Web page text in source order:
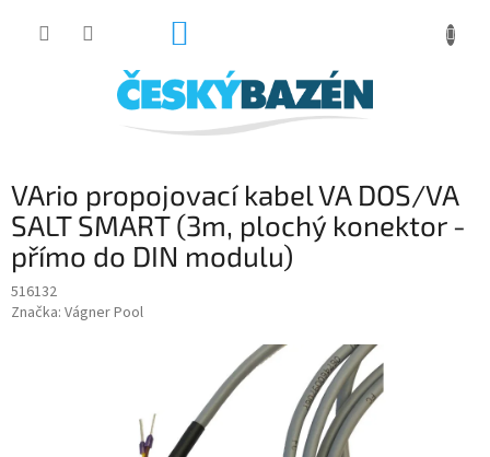
VArio propojovací kabel VA DOS/VA
SALT SMART (3m, plochý konektor -
přímo do DIN modulu)
516132
Značka: Vágner Pool